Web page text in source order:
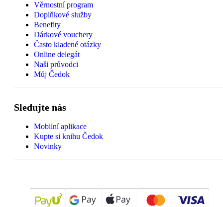
Věrnostní program
Doplňkové služby
Benefity
Dárkové vouchery
Často kladené otázky
Online delegát
Naši průvodci
Můj Čedok
Sledujte nás
Mobilní aplikace
Kupte si knihu Čedok
Novinky